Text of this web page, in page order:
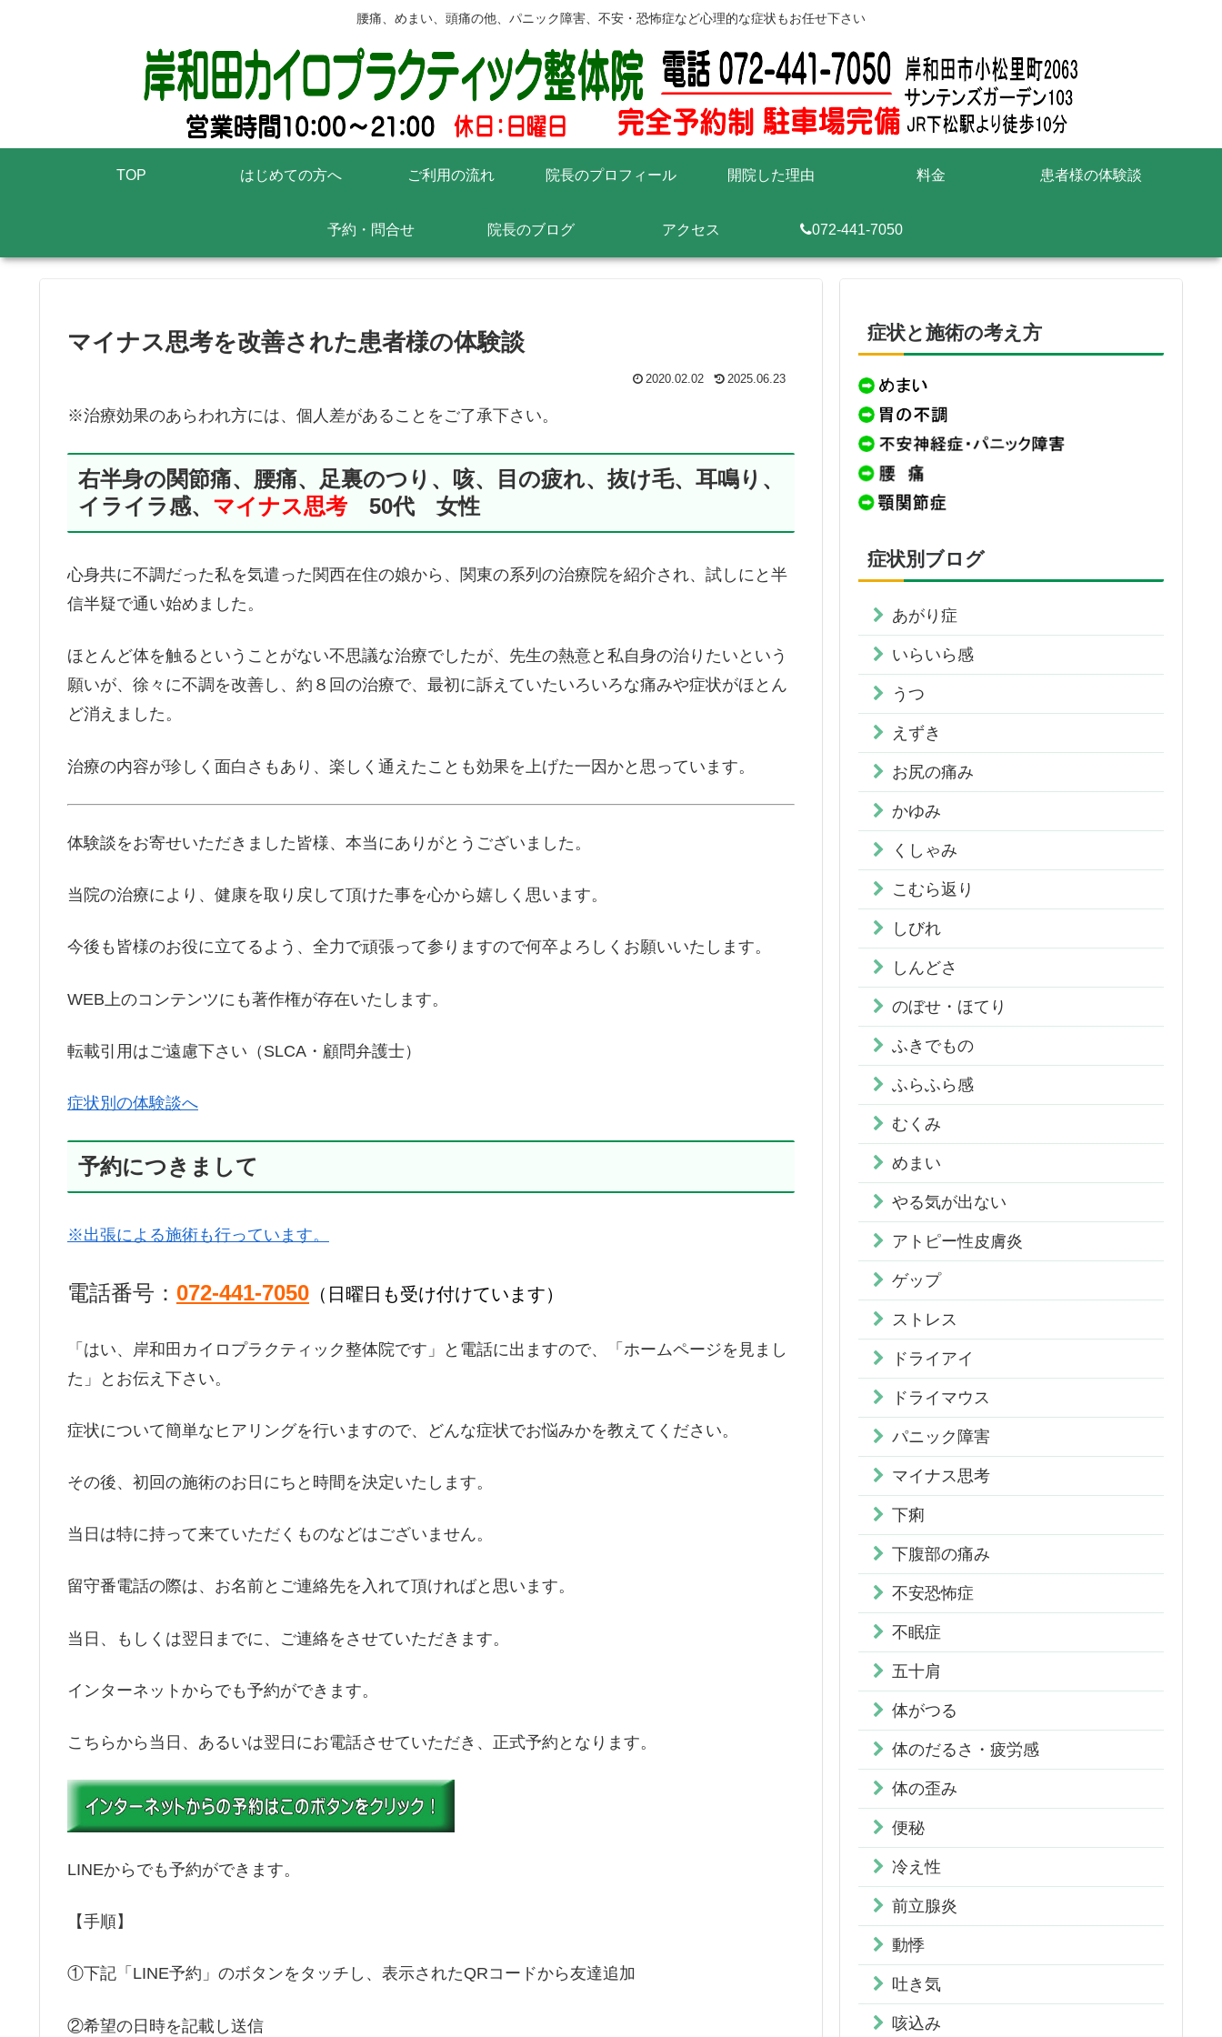
腰痛、めまい、頭痛の他、パニック障害、不安・恐怖症など心理的な症状もお任せ下さい
TOP はじめての方へ ご利用の流れ 院長のプロフィール 開院した理由 料金 患者様の体験談
予約・問合せ 院長のブログ アクセス 072-441-7050
マイナス思考を改善された患者様の体験談
2020.02.02 2025.06.23
※治療効果のあらわれ方には、個人差があることをご了承下さい。
右半身の関節痛、腰痛、足裏のつり、咳、目の疲れ、抜け毛、耳鳴り、
イライラ感、 マイナス思考 50代 女性
心身共に不調だった私を気遣った関西在住の娘から、関東の系列の治療院を紹介され、試しにと半
信半疑で通い始めました。
ほとんど体を触るということがない不思議な治療でしたが、先生の熱意と私自身の治りたいという
願いが、徐々に不調を改善し、約８回の治療で、最初に訴えていたいろいろな痛みや症状がほとん
ど消えました。
治療の内容が珍しく面白さもあり、楽しく通えたことも効果を上げた一因かと思っています。
体験談をお寄せいただきました皆様、本当にありがとうございました。
当院の治療により、健康を取り戻して頂けた事を心から嬉しく思います。
今後も皆様のお役に立てるよう、全力で頑張って参りますので何卒よろしくお願いいたします。
WEB上のコンテンツにも著作権が存在いたします。
転載引用はご遠慮下さい（SLCA・顧問弁護士）
症状別の体験談へ
予約につきまして
※出張による施術も行っています。
電話番号： 072-441-7050 （日曜日も受け付けています）
「はい、岸和田カイロプラクティック整体院です」と電話に出ますので、「ホームページを見まし
た」とお伝え下さい。
症状について簡単なヒアリングを行いますので、どんな症状でお悩みかを教えてください。
その後、初回の施術のお日にちと時間を決定いたします。
当日は特に持って来ていただくものなどはございません。
留守番電話の際は、お名前とご連絡先を入れて頂ければと思います。
当日、もしくは翌日までに、ご連絡をさせていただきます。
インターネットからでも予約ができます。
こちらから当日、あるいは翌日にお電話させていただき、正式予約となります。
LINEからでも予約ができます。
【手順】
①下記「LINE予約」のボタンをタッチし、表示されたQRコードから友達追加
②希望の日時を記載し送信
症状と施術の考え方
症状別ブログ
あがり症
いらいら感
うつ
えずき
お尻の痛み
かゆみ
くしゃみ
こむら返り
しびれ
しんどさ
のぼせ・ほてり
ふきでもの
ふらふら感
むくみ
めまい
やる気が出ない
アトピー性皮膚炎
ゲップ
ストレス
ドライアイ
ドライマウス
パニック障害
マイナス思考
下痢
下腹部の痛み
不安恐怖症
不眠症
五十肩
体がつる
体のだるさ・疲労感
体の歪み
便秘
冷え性
前立腺炎
動悸
吐き気
咳込み